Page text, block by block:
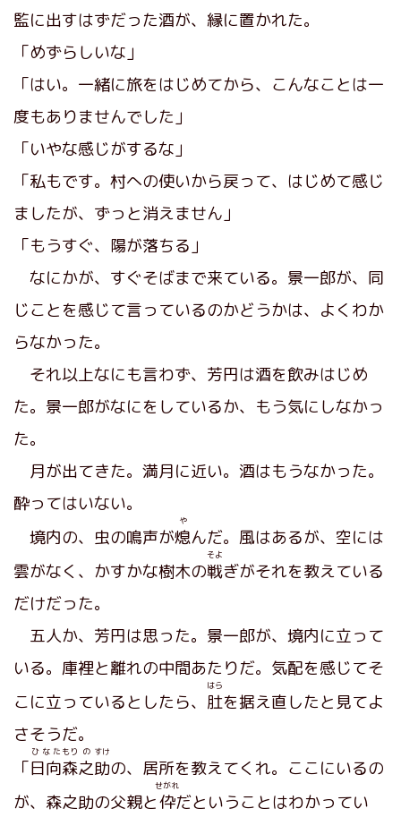
監に出すはずだった酒が、縁に置かれた。
「めずらしいな」
「はい。一緒に旅をはじめてから、こんなことは一
度もありませんでした」
「いやな感じがするな」
「私もです。村への使いから戻って、はじめて感じ
ましたが、ずっと消えません」
「もうすぐ、陽が落ちる」
なにかが、すぐそばまで来ている。景一郎が、同
じことを感じて言っているのかどうかは、よくわか
らなかった。
それ以上なにも言わず、芳円は酒を飲みはじめ
た。景一郎がなにをしているか、もう気にしなかっ
た。
月が出てきた。満月に近い。酒はもうなかった。
酔ってはいない。
境内の、虫の鳴声が熄
や
んだ。風はあるが、空には
雲がなく、かすかな樹木の戦
そよ
ぎがそれを教えている
だけだった。
五人か、芳円は思った。景一郎が、境内に立って
いる。庫裡と離れの中間あたりだ。気配を感じてそ
こに立っているとしたら、 肚
はら
を据え直したと見てよ
さそうだ。
「日向
ひなた
森
もり
之
の
助
すけ
の、居所を教えてくれ。ここにいるの
が、森之助の父親と伜
せがれ
だということはわかってい